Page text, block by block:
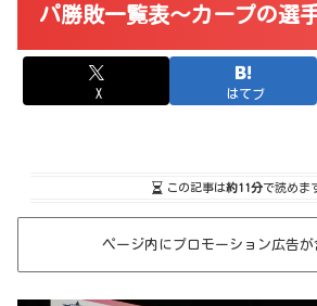
パ勝敗一覧表～カープの選
X はてブ
この記事は約11分で読めま
ページ内にプロモーション広告が